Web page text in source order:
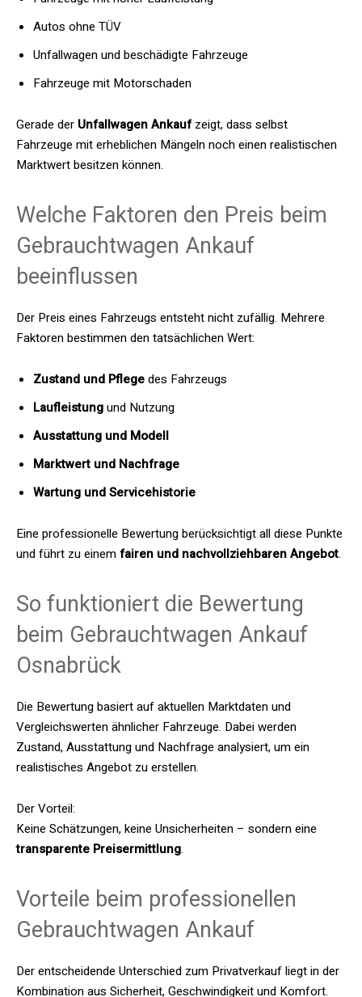
Autos ohne TÜV
Unfallwagen und beschädigte Fahrzeuge
Fahrzeuge mit Motorschaden
Gerade der Unfallwagen Ankaufzeigt, dass selbst
Fahrzeuge mit erheblichen Mängeln noch einen realistischen
Marktwert besitzen können.
Welche Faktoren den Preis beim
Gebrauchtwagen Ankauf
beeinflussen
Der Preis eines Fahrzeugs entsteht nicht zufällig. Mehrere
Faktoren bestimmen den tatsächlichen Wert:
Zustand und Pflegedes Fahrzeugs
Laufleistungund Nutzung
Ausstattung und Modell
Marktwert und Nachfrage
Wartung und Servicehistorie
Eine professionelle Bewertung berücksichtigt all diese Punkte
und führt zu einemfairen und nachvollziehbaren Angebot.
So funktioniert die Bewertung
beim Gebrauchtwagen Ankauf
Osnabrück
Die Bewertung basiert auf aktuellen Marktdaten und
Vergleichswerten ähnlicher Fahrzeuge. Dabei werden
Zustand, Ausstattung und Nachfrage analysiert, um ein
realistisches Angebot zu erstellen.
Der Vorteil:
Keine Schätzungen, keine Unsicherheiten – sondern eine
transparente Preisermittlung.
Vorteile beim professionellen
Gebrauchtwagen Ankauf
Der entscheidende Unterschied zum Privatverkauf liegt in der
Kombination aus Sicherheit, Geschwindigkeit und Komfort.